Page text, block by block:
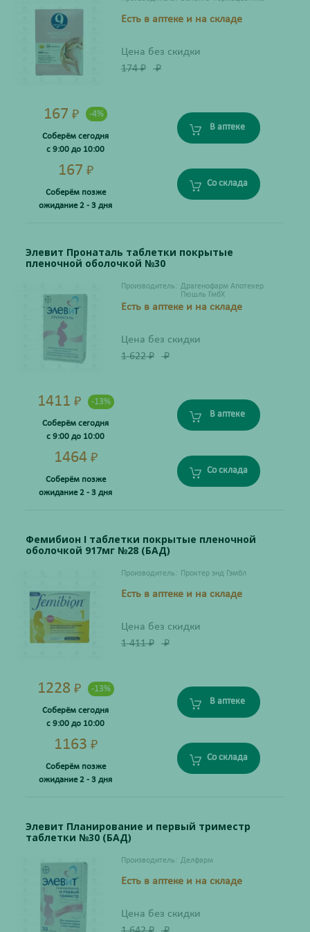
Есть в аптеке и на складе
Цена без скидки
174₽ ₽
167 ₽ -4%
Соберём сегодня
с 9:00 до 10:00
В аптеке
167 ₽
Соберём позже
ожидание 2 - 3 дня
Со склада
Элевит Пронаталь таблетки покрытые
пленочной оболочкой №30
Производитель: Драгенофарм Апотекер
Пюшль ГмбХ
Есть в аптеке и на складе
Цена без скидки
1 622₽ ₽
1411 ₽ -13%
Соберём сегодня
с 9:00 до 10:00
В аптеке
1464 ₽
Соберём позже
ожидание 2 - 3 дня
Со склада
Фемибион I таблетки покрытые пленочной
оболочкой 917мг №28 (БАД)
Производитель: Проктер энд Гэмбл
Есть в аптеке и на складе
Цена без скидки
1 411₽ ₽
1228 ₽ -13%
Соберём сегодня
с 9:00 до 10:00
В аптеке
1163 ₽
Соберём позже
ожидание 2 - 3 дня
Со склада
Элевит Планирование и первый триместр
таблетки №30 (БАД)
Производитель: Делфарм
Есть в аптеке и на складе
Цена без скидки